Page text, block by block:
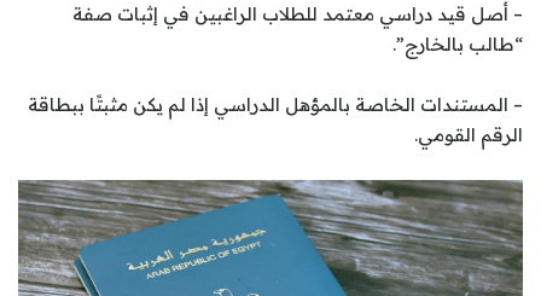
– أصل قيد دراسي معتمد للطلاب الراغبين في إثبات صفة
“طالب بالخارج”.
– المستندات الخاصة بالمؤهل الدراسي إذا لم يكن مثبتًا ببطاقة
الرقم القومي.